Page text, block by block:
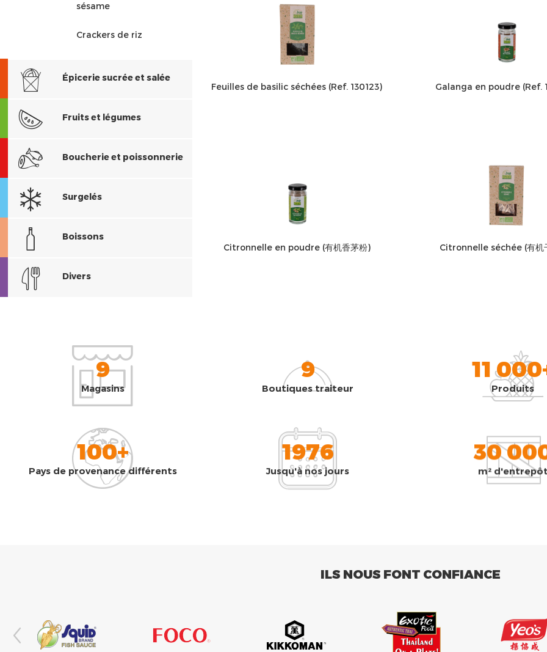
sésame
Crackers de riz
Épicerie sucrée et salée
Fruits et légumes
Boucherie et poissonnerie
Surgelés
Boissons
Divers
Feuilles de basilic séchées (Ref. 130123) Galanga en poudre (Ref.
Citronnelle en poudre (有机香茅粉) Citronnelle séchée (有机
9
Magasins
9
Boutiques traiteur
11
Produits
100+
Pays de provenance différents
1976
Jusqu'à nos jours
30
m² d'entrepôt
ILS NOUS FONT CONFIANCE